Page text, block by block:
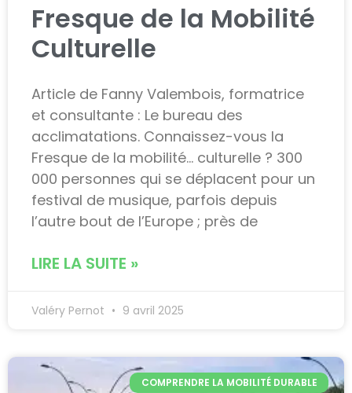
Fresque de la Mobilité
Culturelle
Article de Fanny Valembois, formatrice
et consultante : Le bureau des
acclimatations. Connaissez-vous la
Fresque de la mobilité… culturelle ? 300
000 personnes qui se déplacent pour un
festival de musique, parfois depuis
l’autre bout de l’Europe ; près de
LIRE LA SUITE »
Valéry Pernot 9 avril 2025
COMPRENDRE LA MOBILITÉ DURABLE